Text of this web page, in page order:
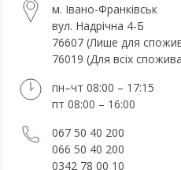
м. Івано-Франківськ
вул. Надрічна 4-Б
76607 (Лише для
76019 (Для всіх
пн–чт 08:00 – 17:15
пт 08:00 – 16:00
067 50 40 200
066 50 40 200
0342 78 00 10